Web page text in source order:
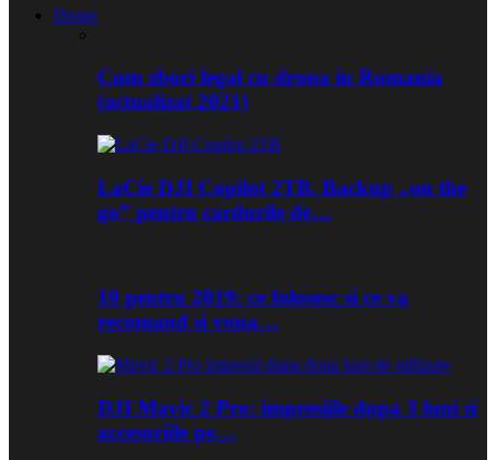
Drone
Cum zbori legal cu drona in Romania
(actualizat 2021)
LaCie DJI Copilot 2TB. Backup „on the
go” pentru cardurile de…
10 pentru 2019: ce folosesc si ce va
recomand si voua…
DJI Mavic 2 Pro: impresiile dupa 3 luni si
accesoriile pe…